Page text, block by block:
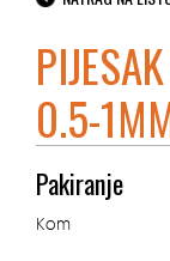
0.5-
Pakiranje
Kom